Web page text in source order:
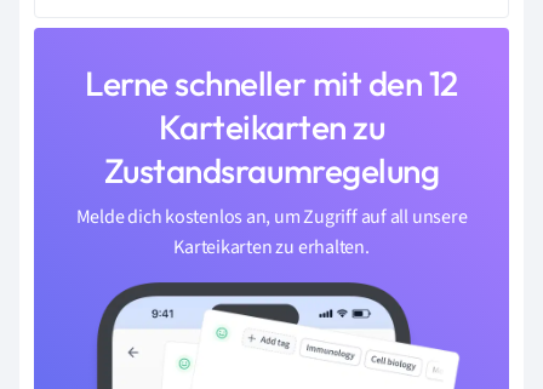
Lerne schneller mit den 12
Karteikarten zu
Zustandsraumregelung
Melde dich kostenlos an, um Zugriff auf all unsere
Karteikarten zu erhalten.